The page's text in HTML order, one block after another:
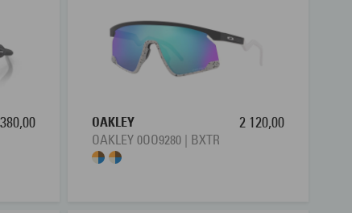
en rekke kjente merker. Kjøp solbrillene enkelt
OAKLEY
OAKLEY 0OO9280 | BXTR
2 120,00